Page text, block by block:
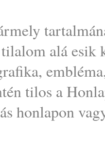
alá esik
tilos a
honlapon